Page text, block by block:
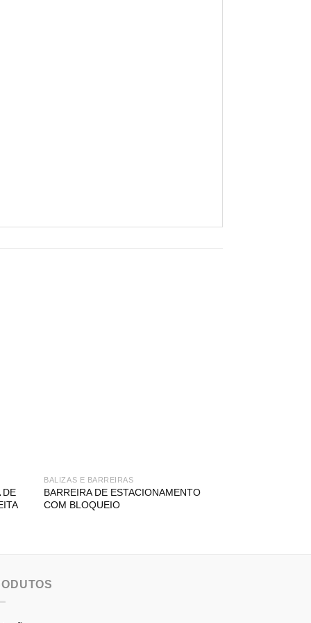
DE
BALIZAS E BARREIRAS
BARREIRA DE ESTACIONAMENTO
COM BLOQUEIO